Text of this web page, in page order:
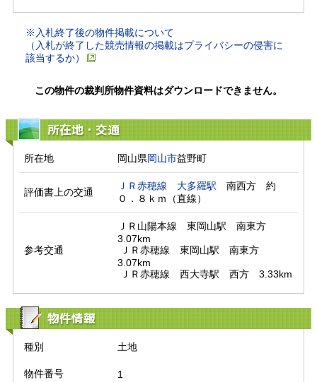
※入札終了後の物件掲載について
（入札が終了した競売情報の掲載はプライバシーの侵害に
該当するか）
この物件の裁判所物件資料はダウンロードできません。
所在地・交通
所在地 岡山県岡山市益野町
評価書上の交通
ＪＲ赤穂線 大多羅駅 南西方　約
０．８ｋｍ（直線）
参考交通
ＪＲ山陽本線　東岡山駅　南東方
3.07km
3.07km
ＪＲ赤穂線　西大寺駅　西方　3.33km
物件情報
種別 土地
物件番号 1